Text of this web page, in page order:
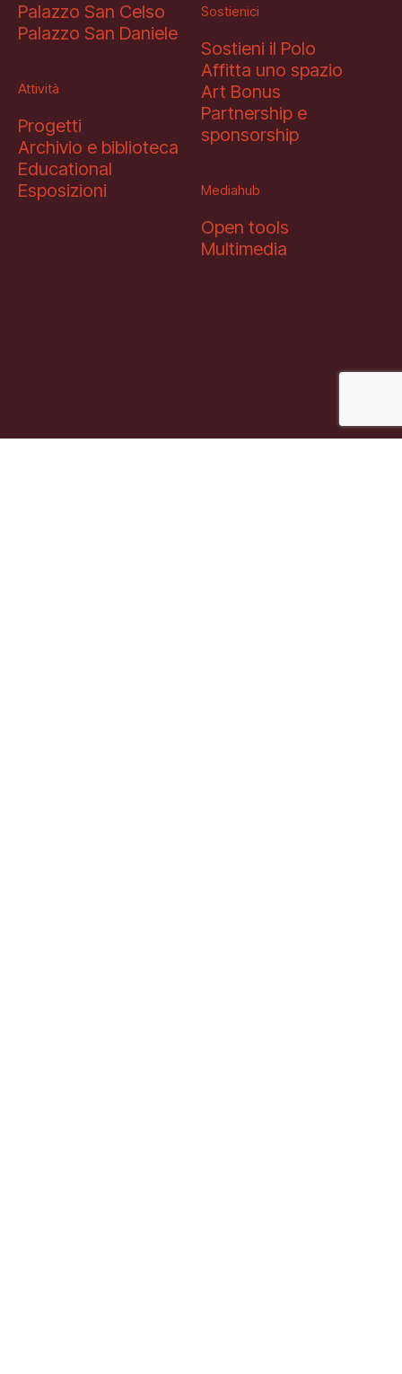
Palazzo San Celso
Palazzo San Daniele
Attività
Progetti
Archivio e biblioteca
Educational
Esposizioni
Sostienici
Sostieni il Polo
Affitta uno spazio
Art Bonus
Partnership e
sponsorship
Mediahub
Open tools
Multimedia